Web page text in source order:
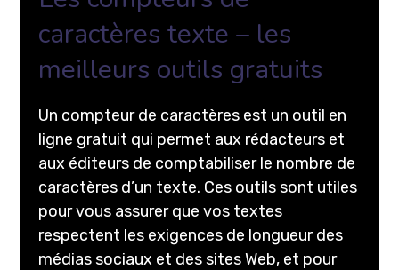
caractères texte – les
meilleurs outils gratuits
Un compteur de caractères est un outil en
ligne gratuit qui permet aux rédacteurs et
aux éditeurs de comptabiliser le nombre de
caractères d’un texte. Ces outils sont utiles
pour vous assurer que vos textes
respectent les exigences de longueur des
médias sociaux et des sites Web, et pour